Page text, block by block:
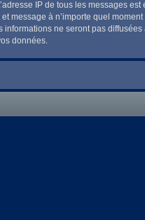
IP de tous les messages
message à n’importe quel
ne seront pas
données.